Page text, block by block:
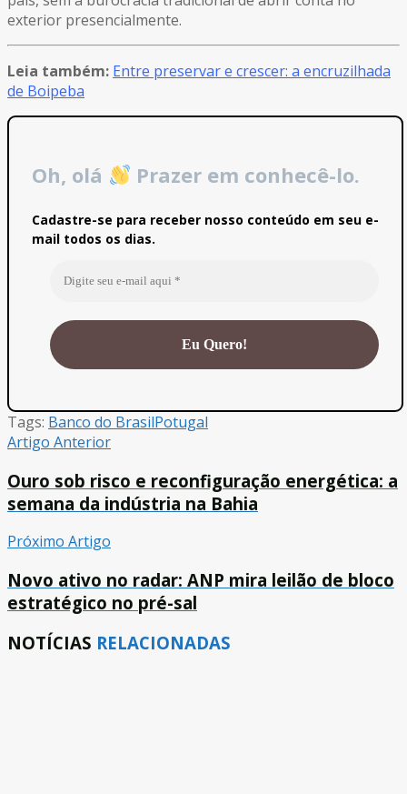
exterior presencialmente.
Leia também: Entre preservar e crescer: a encruzilhada
de Boipeba
Oh, olá Prazer em conhecê-lo.
Cadastre-se para receber nosso conteúdo em seu e-
mail todos os dias.
Tags: Banco do BrasilPotugal
Artigo Anterior
Ouro sob risco e reconfiguração energética: a
semana da indústria na Bahia
Próximo Artigo
Novo ativo no radar: ANP mira leilão de bloco
estratégico no pré-sal
NOTÍCIAS RELACIONADAS